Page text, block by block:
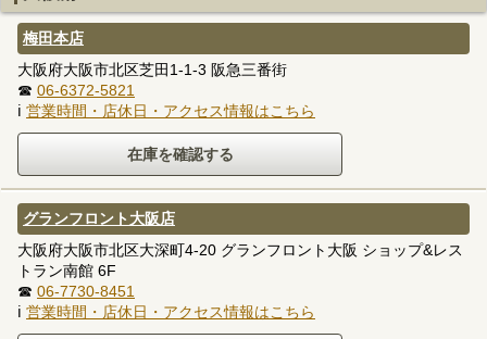
梅田本店
大阪府大阪市北区芝田1-1-3 阪急三番街
☎ 06-6372-5821
ℹ 営業時間・店休日・アクセス情報はこちら
グランフロント大阪店
大阪府大阪市北区大深町4-20 グランフロント大阪 ショップ&レス
トラン南館 6F
☎ 06-7730-8451
ℹ 営業時間・店休日・アクセス情報はこちら